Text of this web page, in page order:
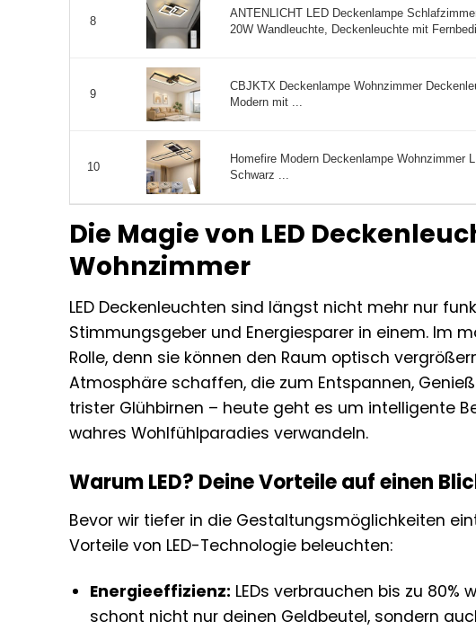
8
ANTENLICHT LED Deckenlampe
20W Wandleuchte, Deckenleuchte mit
9
CBJKTX Deckenlampe Wohnzimmer
Modern mit ...
10
Homefire Modern Deckenlampe Wohnzimmer
Schwarz ...
Die Magie von LED
Wohnzimmer
LED Deckenleuchten sind längst nicht mehr nur
Stimmungsgeber und Energiesparer in einem. Im
Rolle, denn sie können den Raum optisch
Atmosphäre schaffen, die zum Entspannen,
trister Glühbirnen – heute geht es um intelligente
wahres Wohlfühlparadies verwandeln.
Warum LED? Deine Vorteile auf einen
Bevor wir tiefer in die Gestaltungsmöglichkeiten
Vorteile von LED-Technologie beleuchten:
Energieeffizienz: LEDs verbrauchen bis zu 80%
schont nicht nur deinen Geldbeutel, sondern